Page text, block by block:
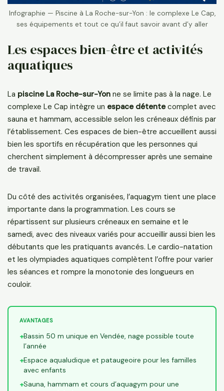
Infographie — Piscine à La Roche-sur-Yon : le complexe Le Cap,
ses équipements et tout ce qu’il faut savoir avant d’y aller
Les espaces bien-être et activités
aquatiques
La piscine La Roche-sur-Yon ne se limite pas à la nage. Le
complexe Le Cap intègre un espace détentecomplet avec
sauna et hammam, accessible selon les créneaux définis par
l’établissement. Ces espaces de bien-être accueillent aussi
bien les sportifs en récupération que les personnes qui
cherchent simplement à décompresser après une semaine
de travail.
Du côté des activités organisées, l’aquagym tient une place
importante dans la programmation. Les cours se
répartissent sur plusieurs créneaux en semaine et le
samedi, avec des niveaux variés pour accueillir aussi bien les
débutants que les pratiquants avancés. Le cardio-natation
et les olympiades aquatiques complètent l’offre pour varier
les séances et rompre la monotonie des longueurs en
couloir.
AVANTAGES
+Bassin 50 m unique en Vendée, nage possible toute
l’année
+Espace aqualudique et pataugeoire pour les familles
avec enfants
+Sauna, hammam et cours d’aquagym pour une